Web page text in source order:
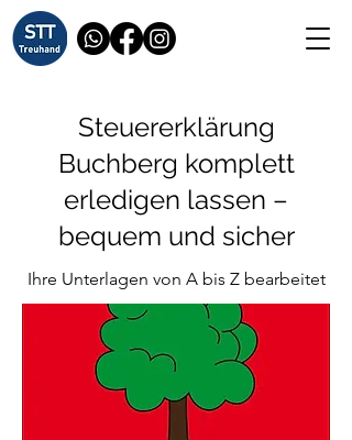
Steuererklärung
Buchberg komplett
erledigen lassen –
bequem und sicher
Ihre Unterlagen von A bis Z bearbeitet